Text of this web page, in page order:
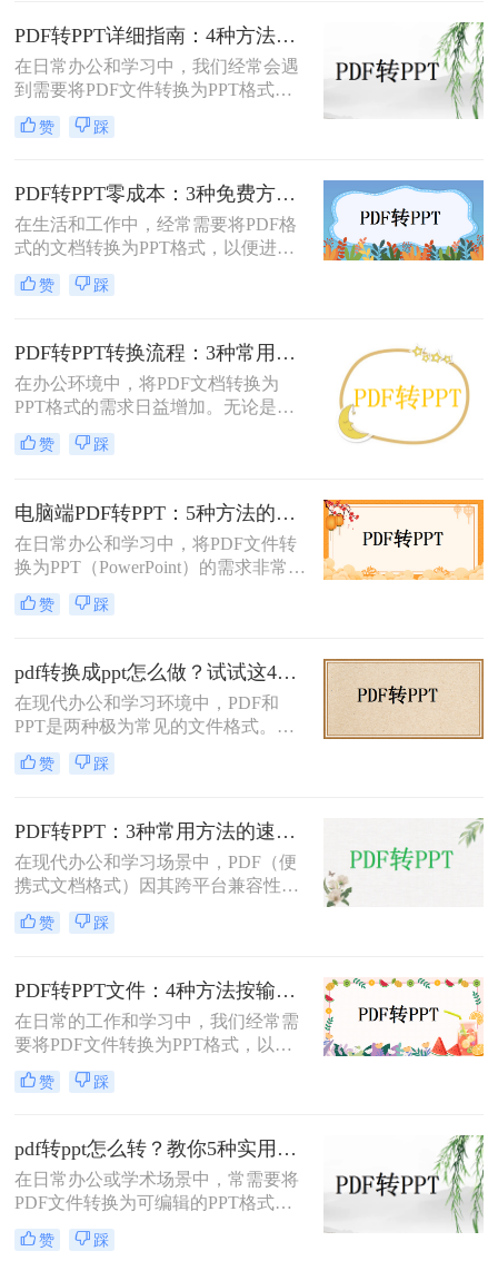
么怎么将pdf转化为ppt呢？本文将介
绍三种常用的方法来实现PDF到PPT
的转换。
PDF转PPT详细指南：4种方法的参数配置和输出效果调优！
在日常办公和学习中，我们经常会遇
到需要将PDF文件转换为PPT格式的
情况。无论是为了便于演示还是进一
步编辑，掌握有效的转换方法都是必
本文将详细介绍几种常用的方法。
赞 踩
PDF转PPT零成本：3种免费方案的实际效果和隐藏限制！
在生活和工作中，经常需要将PDF格
式的文档转换为PPT格式，以便进行
演示和讲解。然而，一些专业的PDF
转PPT软件可能需要付费购买。那么
介绍三种不需要花钱就能将PDF转换
成PPT的方法。
赞 踩
PDF转PPT转换流程：3种常用方法的速度和精度对比！
在办公环境中，将PDF文档转换为
PPT格式的需求日益增加。无论是为
了更好地展示信息，还是为了便于编
辑内容，掌握几种有效的PDF转PPT
怎么转换呢？本文将介绍三种常用的
方法来实现这一转换。
赞 踩
电脑端PDF转PPT：5种方法的安装配置和操作差异！
在日常办公和学习中，将PDF文件转
换为PPT（PowerPoint）的需求非常普
遍。无论是为了制作演示文稿、分享
资料还是教学用途，掌握高效的PDF
脑pdf如何转化为ppt呢？本文将详细
介绍五种将PDF转换成PPT的方法，
帮助您轻松应对各种需求。
赞 踩
pdf转换成ppt怎么做？试试这4个转换方法！
在现代办公和学习环境中，PDF和
PPT是两种极为常见的文件格式。
PDF文件因其出色的稳定性和兼容性
而被广泛用于文档分享和存储，而
睐。然而，有时我们需要将PDF转换
为PPT以便进行编辑和演示。那么pdf
转换成ppt怎么做呢？本文将详细介绍
几种将PDF转换为PPT的方法。
赞 踩
PDF转PPT：3种常用方法的速度对比和适用文件类型！
在现代办公和学习场景中，PDF（便
携式文档格式）因其跨平台兼容性和
内容稳定性而广泛使用。然而，在某
些情况下，我们可能需要将PDF文件
以便于编辑、演示或分享。那么PDF
如何转ppt呢？本文将详细介绍几种常
用的PDF转PPT的方法。
赞 踩
PDF转PPT文件：4种方法按输出格式（pptx/ppt）和页数选择!
在日常的工作和学习中，我们经常需
要将PDF文件转换为PPT格式，以便
进行演示或编辑。那么如何将pdf转换
成ppt文件呢？本文将介绍四种常用的
赞 踩
pdf转ppt怎么转？教你5种实用的方法！
在日常办公或学术场景中，常需要将
PDF文件转换为可编辑的PPT格式。
那么pdf转ppt怎么转呢？本文整理了5
种主流方法，从工具选择到操作细节
赞 踩